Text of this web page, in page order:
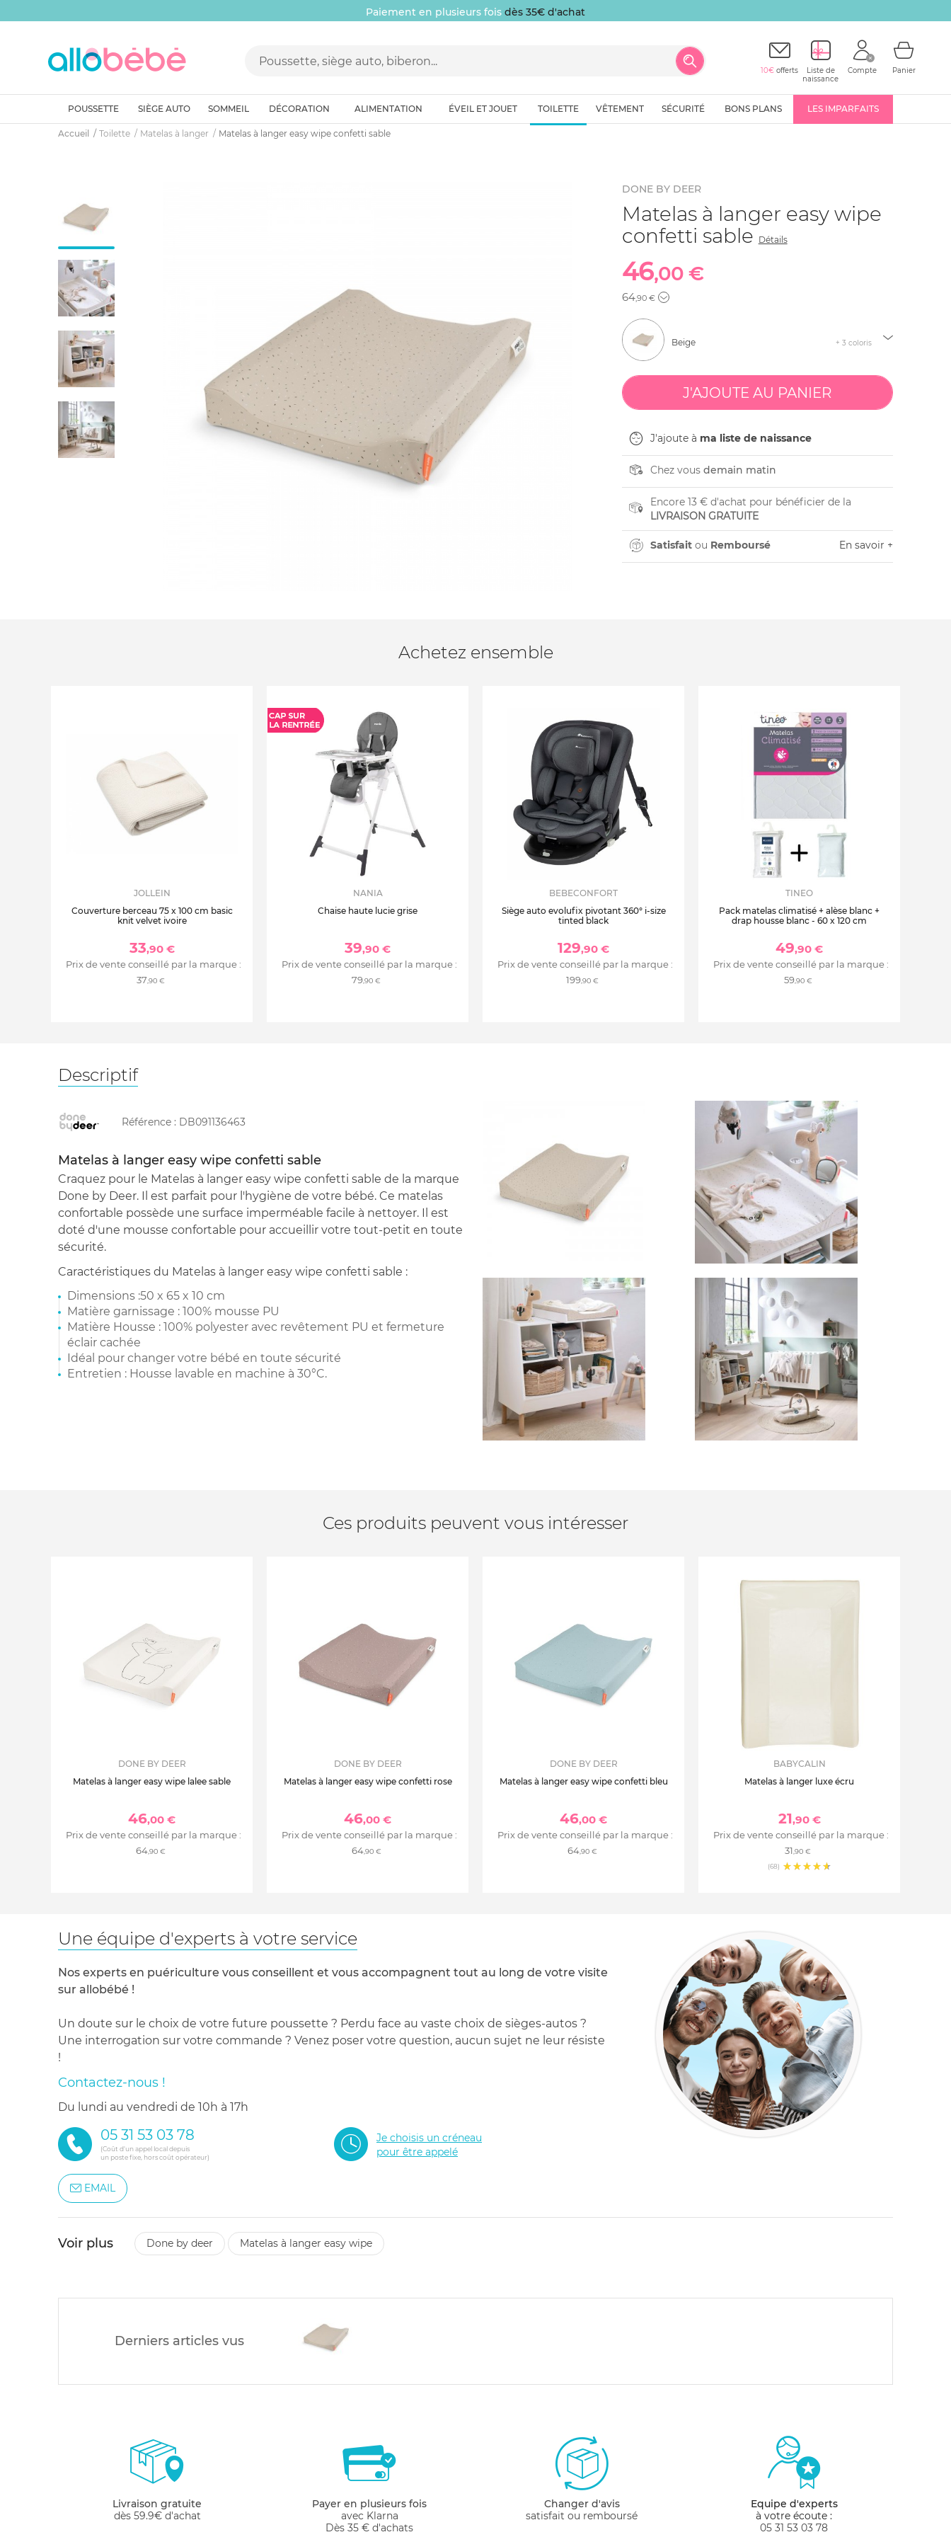
Paiement en plusieurs fois dès 35€ d'achat
10€ offerts
Liste de
naissance
Compte Panier
POUSSETTE SIÈGE AUTO SOMMEIL DÉCORATION ALIMENTATION ÉVEIL ET JOUET TOILETTE VÊTEMENT SÉCURITÉ BONS PLANS LES IMPARFAITS
Accueil Toilette Matelas à langer Matelas à langer easy wipe confetti sable
DONE BY DEER
Matelas à langer easy wipe
confetti sable Détails
46,00 €
64,90 €
Beige + 3 coloris
J'ajoute à ma liste de naissance
Chez vous demain matin
Encore 13 € d'achat pour bénéficier de la
LIVRAISON GRATUITE
Satisfaitou Remboursé En savoir +
Achetez ensemble
JOLLEIN
Couverture berceau 75 x 100 cm basic
knit velvet ivoire
33,90 €
Prix de vente conseillé par la marque :
37 ,90 €
NANIA
Chaise haute lucie grise
39,90 €
Prix de vente conseillé par la marque :
79,90 €
BEBECONFORT
Siège auto evolufix pivotant 360° i-size
tinted black
129,90 €
Prix de vente conseillé par la marque :
199,90 €
TINEO
Pack matelas climatisé + alèse blanc +
drap housse blanc - 60 x 120 cm
49,90 €
Prix de vente conseillé par la marque :
59,90 €
Descriptif
Référence : DB091136463
Matelas à langer easy wipe confetti sable
Craquez pour le Matelas à langer easy wipe confetti sable de la marque
Done by Deer. Il est parfait pour l'hygiène de votre bébé. Ce matelas
confortable possède une surface imperméable facile à nettoyer. Il est
doté d'une mousse confortable pour accueillir votre tout-petit en toute
sécurité.
Caractéristiques du Matelas à langer easy wipe confetti sable :
Dimensions :50 x 65 x 10 cm
Matière garnissage : 100% mousse PU
Matière Housse : 100% polyester avec revêtement PU et fermeture
éclair cachée
Idéal pour changer votre bébé en toute sécurité
Entretien : Housse lavable en machine à 30°C.
Ces produits peuvent vous intéresser
DONE BY DEER
Matelas à langer easy wipe lalee sable
46,00 €
Prix de vente conseillé par la marque :
64,90 €
DONE BY DEER
Matelas à langer easy wipe confetti rose
46,00 €
Prix de vente conseillé par la marque :
64,90 €
DONE BY DEER
Matelas à langer easy wipe confetti bleu
46,00 €
Prix de vente conseillé par la marque :
64,90 €
BABYCALIN
Matelas à langer luxe écru
21,90 €
Prix de vente conseillé par la marque :
31 ,90 €
(68)
Une équipe d'experts à votre service
Nos experts en puériculture vous conseillent et vous accompagnent tout au long de votre visite
sur allobébé !
Un doute sur le choix de votre future poussette ? Perdu face au vaste choix de sièges-autos ?
Une interrogation sur votre commande ? Venez poser votre question, aucun sujet ne leur résiste
!
Contactez-nous !
du lundi au vendredi de 10h à 17h
05 31 53 03 78
(Coût d'un appel local depuis
un poste fixe, hors coût opérateur)
Je choisis un créneau
pour être appelé
EMAIL
Voir plus done by deer matelas à langer easy wipe
Derniers articles vus
Livraison gratuite
dès 59.9€ d'achat
Payer en plusieurs fois
avec Klarna
Dès 35 € d'achats
Changer d'avis
satisfait ou remboursé
Equipe d'experts
à votre écoute :
05 31 53 03 78